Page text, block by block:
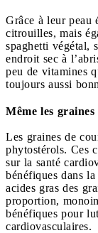
Grâce à leur peau
citrouilles, mais
spaghetti végétal,
endroit sec à
peu de vitamines
toujours aussi
Même les
Les graines de
phytostérols. Ces
sur la santé
bénéfiques dans
acides gras des
proportion,
bénéfiques pour
cardiovasculaires.